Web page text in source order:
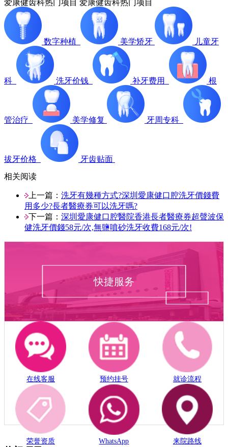
爱康健齿科热门项目 爱康健齿科热门项目
数字种植 美学矫牙 儿童牙
科 洗牙价钱 补牙费用 根
管治疗 美学修复 牙周专科
拔牙价格
牙齿贴面
相关阅读
上一篇： 洗牙有幾種方式?深圳愛康健口腔洗牙價錢費
用多少?長者醫療券可以洗牙嗎?
下一篇： 深圳愛康健口腔醫院香港長者醫療券超聲波保
健洗牙價錢58元/次,無鹽噴砂洗牙收費168元/次!
快捷服务
在线客服 预约挂号 就诊流程
荣誉资质 WhatsApp 来院路线